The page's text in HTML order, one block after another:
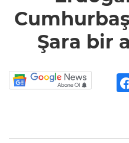
Şara bir